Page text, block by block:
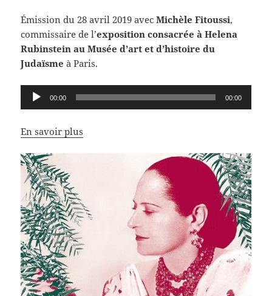
Émission du 28 avril 2019 avecMichèle Fitoussi,
commissaire de l’exposition consacrée à Helena
Rubinstein au Musée d’art et d’histoire du
Judaïsme à Paris.
Lecteur 00:00 00:00
En savoir plus